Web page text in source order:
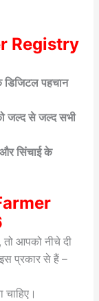
Registry
डिजिटल पहचान
जल्द से जल्द सभी
सिंचाई के
आपको नीचे दी
इस प्रकार से हैं –
चाहिए।